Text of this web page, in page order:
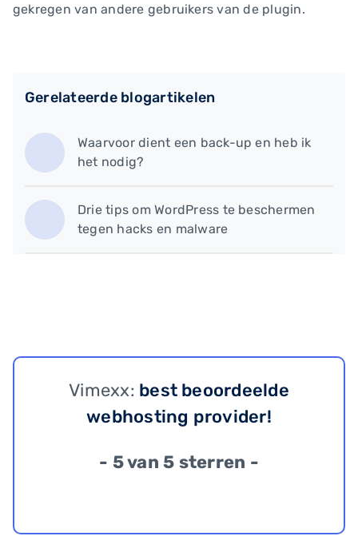
gekregen van andere gebruikers van de plugin.
Gerelateerde blogartikelen
Waarvoor dient een back-up en heb ik
het nodig?
Drie tips om WordPress te beschermen
tegen hacks en malware
Vimexx: best beoordeelde
webhosting provider!
- 5 van 5 sterren -